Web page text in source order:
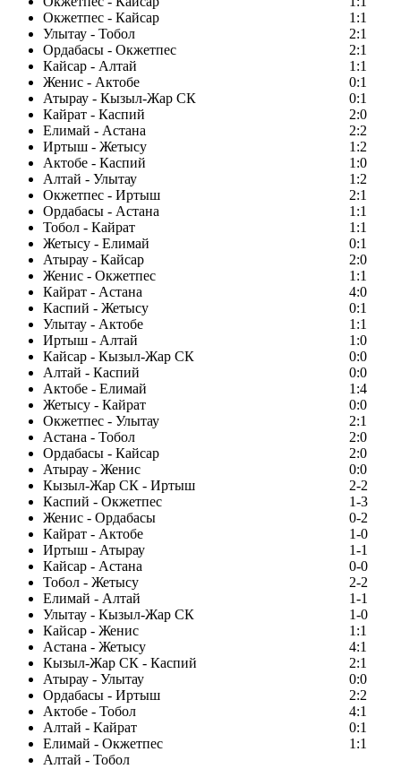
Окжетпес - Кайсар
1:1
Улытау - Тобол
2:1
Ордабасы - Окжетпес
2:1
Кайсар - Алтай
1:1
Женис - Актобе
0:1
Атырау - Кызыл-Жар СК
0:1
Кайрат - Каспий
2:0
Елимай - Астана
2:2
Иртыш - Жетысу
1:2
Актобе - Каспий
1:0
Алтай - Улытау
1:2
Окжетпес - Иртыш
2:1
Ордабасы - Астана
1:1
Тобол - Кайрат
1:1
Жетысу - Елимай
0:1
Атырау - Кайсар
2:0
Женис - Окжетпес
1:1
Кайрат - Астана
4:0
Каспий - Жетысу
0:1
Улытау - Актобе
1:1
Иртыш - Алтай
1:0
Кайсар - Кызыл-Жар СК
0:0
Алтай - Каспий
0:0
Актобе - Елимай
1:4
Жетысу - Кайрат
0:0
Окжетпес - Улытау
2:1
Астана - Тобол
2:0
Ордабасы - Кайсар
2:0
Атырау - Женис
0:0
Кызыл-Жар СК - Иртыш
2-2
Каспий - Окжетпес
1-3
Женис - Ордабасы
0-2
Кайрат - Актобе
1-0
Иртыш - Атырау
1-1
Кайсар - Астана
0-0
Тобол - Жетысу
2-2
Елимай - Алтай
1-1
Улытау - Кызыл-Жар СК
1-0
Кайсар - Женис
1:1
Астана - Жетысу
4:1
Кызыл-Жар СК - Каспий
2:1
Атырау - Улытау
0:0
Ордабасы - Иртыш
2:2
Актобе - Тобол
4:1
Алтай - Кайрат
0:1
Елимай - Окжетпес
1:1
Алтай - Тобол